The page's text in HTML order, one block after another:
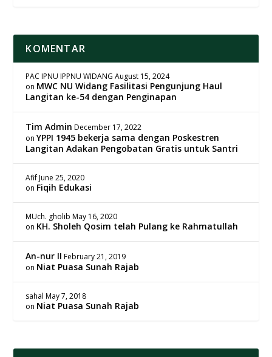
KOMENTAR
PAC IPNU IPPNU WIDANG August 15, 2024
on MWC NU Widang Fasilitasi Pengunjung Haul
Langitan ke-54 dengan Penginapan
Tim Admin December 17, 2022
onYPPI 1945 bekerja sama dengan Poskestren
Langitan Adakan Pengobatan Gratis untuk Santri
Afif June 25, 2020
on Fiqih Edukasi
MUch. gholib May 16, 2020
on KH. Sholeh Qosim telah Pulang ke Rahmatullah
An-nur II February 21, 2019
on Niat Puasa Sunah Rajab
sahal May 7, 2018
on Niat Puasa Sunah Rajab